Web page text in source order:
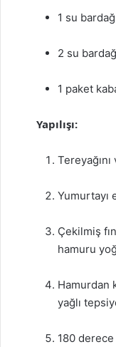
1 su
2 su
1 paket
Yapılışı:
Yumurtayı
Çekilmiş
hamuru
Hamurdan
yağlı
180 derece